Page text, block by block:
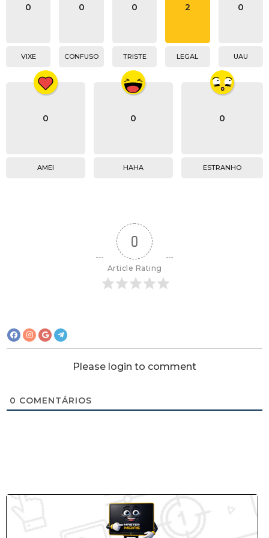
0
VIXE
0
CONFUSO
0
TRISTE
2
LEGAL
0
UAU
0
AMEI
0
HAHA
0
ESTRANHO
0
Article Rating
Please login to comment
0 COMENTÁRIOS